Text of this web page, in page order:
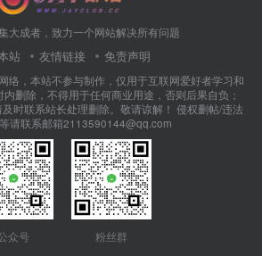
大成者，致力一个网站解决所有问题
站 友情链接 免责声明
络，本站不参与制作，仅用于互联网爱好者学习和
删除，不得用于任何商业用途，否则后果自负；
时联系站长处理删除。敬请谅解！ 侵权删帖/违法
请联系邮箱2113590144@qq.com
众号 粉丝群